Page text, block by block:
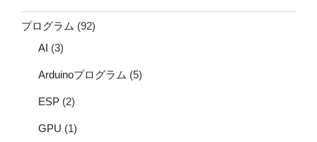
プログラム (92)
AI (3)
Arduinoプログラム (5)
ESP (2)
GPU (1)